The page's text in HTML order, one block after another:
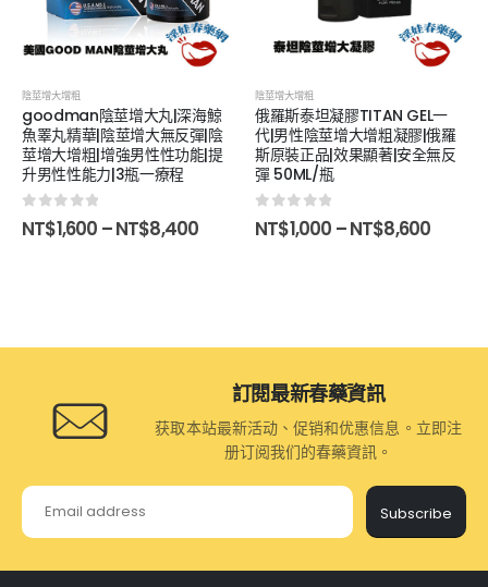
陰莖增大增粗
goodman陰莖增大丸|深海鯨
魚睪丸精華|陰莖增大無反彈|陰
莖增大增粗|增強男性性功能|提
升男性性能力|3瓶一療程
0out of 5
NT$1,600 –NT$8,400
陰莖增大增粗
俄羅斯泰坦凝膠TITAN GEL一
代|男性陰莖增大增粗凝膠|俄羅
斯原裝正品|效果顯著|安全無反
彈 50ML/瓶
0out of 5
NT$1,000 –NT$8,600
訂閱最新春藥資訊
获取本站最新活动、促销和优惠信息。立即注
册订阅我们的春藥資訊。
Subscribe